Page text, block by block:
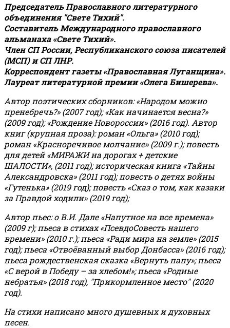
Председатель Православного литературного
объединения "Свете Тихий".
Составитель Международного православного
альманаха «Свете Тихий».
Член СП России, Республиканского союза писателей
(МСП) и СП ЛНР.
Корреспондент газеты «Православная Луганщина».
Лауреат литературной премии «Олега Бишерева».
Автор поэтических сборников: «Народом можно
пренебречь?» (2007 год); «Как начинается весна?»
(2009 год); «Рождение Новороссии» (2016 год). Автор
книг (крупная проза): роман «Ольга» (2010 год);
роман «Красноречивое молчание» (2009 г.); повесть
для детей «МИРАЖИ на дорогах + детские
ШАЛОСТИ», (2011 год); историческая книга «Тайны
Александровска» (2011 год); повесть о детях войны
«Гутенька» (2019 год); повесть «Сказ о том, как казаки
за Правдой ходили» (2019 год);
Автор пьес: о В.И. Дале «Напутное на все времена»
(2009 г); пьеса в стихах «ПсевдоСовесть нашего
времени» (2010 г.); пьеса «Ради мира на земле» (2015
год); пьеса «Отвоёванный выбор Донбасса» (2016 год);
пьеса рождественская сказка «Вернуть папу»; пьеса
«С верой в Победу – за хлебом!»;пьеса «Родные
небратья» (2018 год), "Прикормленное место" (2020
год).
На стихи написано много душевных и духовных
песен.